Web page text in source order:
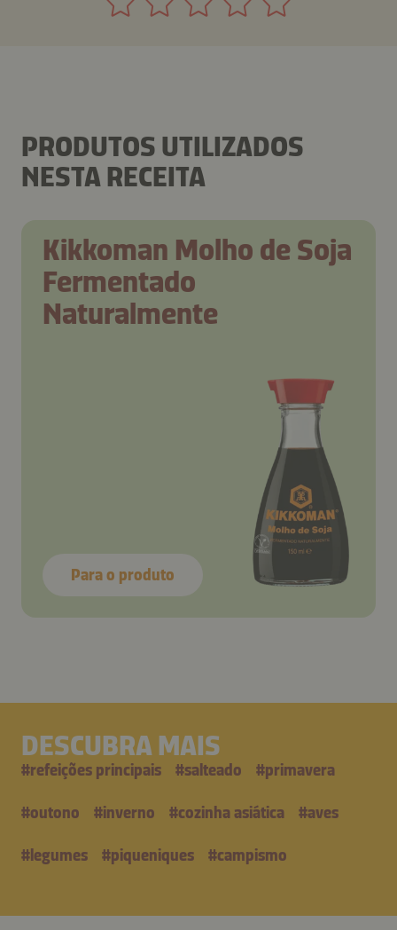
PRODUTOS UTILIZADOS
NESTA RECEITA
Kikkoman Molho de Soja
Fermentado
Naturalmente
Para o produto
DESCUBRA MAIS
#refeições principais #salteado #primavera
#outono #inverno #cozinha asiática #aves
#legumes #piqueniques #campismo